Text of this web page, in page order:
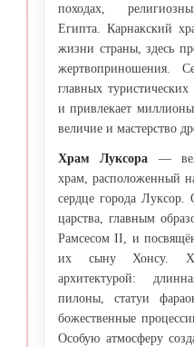
походах,
Египта. Карнакский
жизни страны, здесь
жертвоприношения.
главных
и привлекает
величие и мастерство
Храм Луксора —
храм, расположенный
сердце города
царства, главным
Рамсесом II, и
их сыну Хонсу.
архитектурой:
пилоны, статуи
божественные
Особую атмосферу